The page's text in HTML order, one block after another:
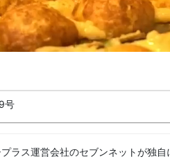
号
ラス運営会社のセブンネットが独